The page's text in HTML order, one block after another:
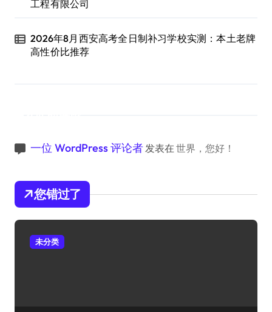
工程有限公司
2026年8月西安高考全日制补习学校实测：本土老牌
高性价比推荐
一位 WordPress 评论者发表在 世界，您好！
您错过了
未分类